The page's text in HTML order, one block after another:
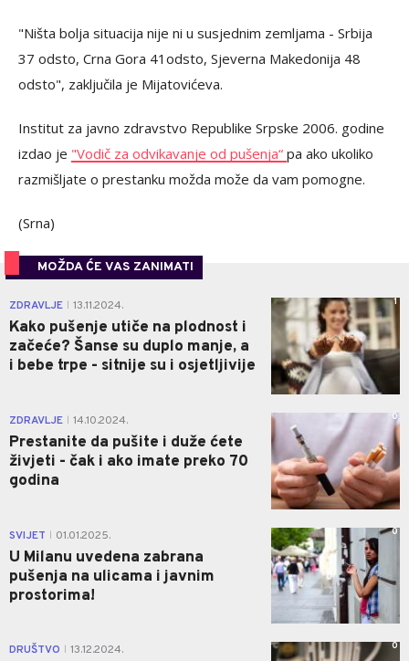
"Ništa bolja situacija nije ni u susjednim zemljama - Srbija
37 odsto, Crna Gora 41odsto, Sjeverna Makedonija 48
odsto", zaključila je Mijatovićeva.
Institut za javno zdravstvo Republike Srpske 2006. godine
izdao je "Vodič za odvikavanje od pušenja“ pa ako ukoliko
razmišljate o prestanku možda može da vam pomogne.
(Srna)
MOŽDA ĆE VAS ZANIMATI
ZDRAVLJE 13.11.2024.
Kako pušenje utiče na plodnost i
začeće? Šanse su duplo manje, a
i bebe trpe - sitnije su i osjetljivije
1
ZDRAVLJE 14.10.2024.
Prestanite da pušite i duže ćete
živjeti - čak i ako imate preko 70
godina
0
SVIJET 01.01.2025.
U Milanu uvedena zabrana
pušenja na ulicama i javnim
prostorima!
0
DRUŠTVO 13.12.2024. 0